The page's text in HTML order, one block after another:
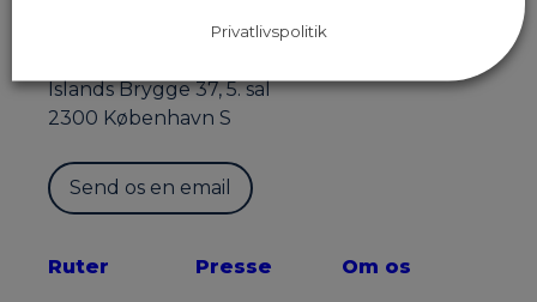
Islands Brygge 37, 5. sal
2300 København S
Send os en email
Ruter Presse Om os
Privatlivspolitik